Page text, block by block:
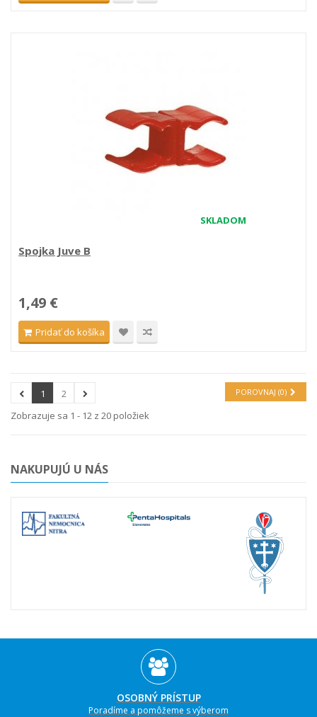
SKLADOM
Spojka Juve B
1,49 €
Pridať do košíka
POROVNAJ (0)
1
2
Zobrazuje sa 1 - 12 z 20 položiek
NAKUPUJÚ U NÁS
OSOBNÝ PRÍSTUP
Poradíme a pomôžeme s výberom